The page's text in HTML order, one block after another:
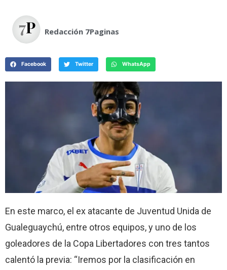
Redacción 7Paginas
Facebook Twitter WhatsApp
En este marco, el ex atacante de Juventud Unida de
Gualeguaychú, entre otros equipos, y uno de los
goleadores de la Copa Libertadores con tres tantos
calentó la previa: “Iremos por la clasificación en